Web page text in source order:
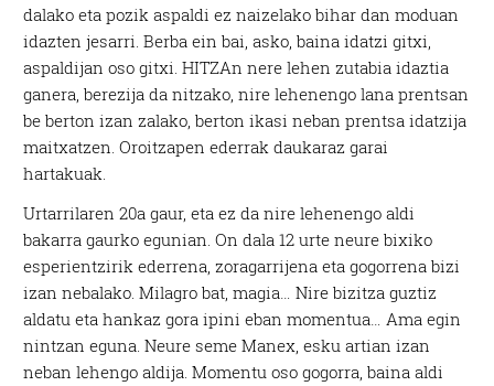
dalako eta pozik aspaldi ez naizelako bihar dan moduan
idazten jesarri. Berba ein bai, asko, baina idatzi gitxi,
aspaldijan oso gitxi. HITZAn nere lehen zutabia idaztia
ganera, berezija da nitzako, nire lehenengo lana prentsan
be berton izan zalako, berton ikasi neban prentsa idatzija
maitxatzen. Oroitzapen ederrak daukaraz garai
hartakuak.
Urtarrilaren 20a gaur, eta ez da nire lehenengo aldi
bakarra gaurko egunian. On dala 12 urte neure bixiko
esperientzirik ederrena, zoragarrijena eta gogorrena bizi
izan nebalako. Milagro bat, magia… Nire bizitza guztiz
aldatu eta hankaz gora ipini eban momentua… Ama egin
nintzan eguna. Neure seme Manex, esku artian izan
neban lehengo aldija. Momentu oso gogorra, baina aldi